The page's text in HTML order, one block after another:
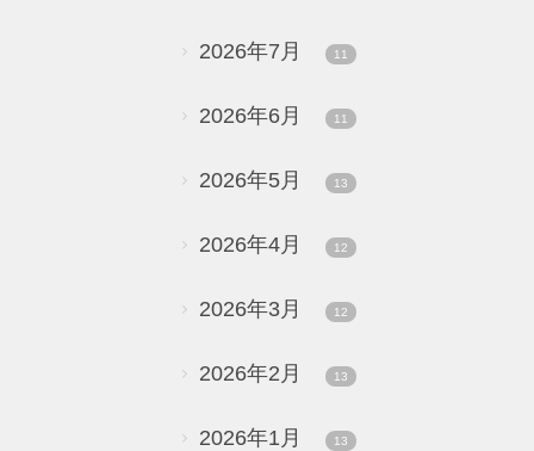
2026年7月 11
2026年6月 11
2026年5月 13
2026年4月 12
2026年3月 12
2026年2月 13
2026年1月 13